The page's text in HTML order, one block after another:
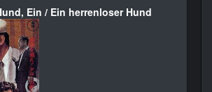
Ein / Ein herrenloser Hund